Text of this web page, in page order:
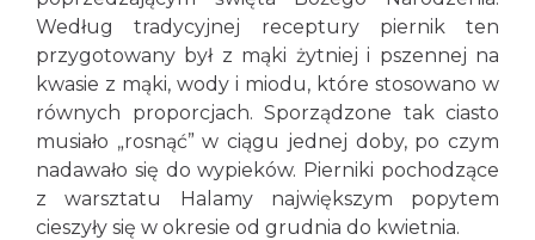
Według tradycyjnej receptury piernik ten
przygotowany był z mąki żytniej i pszennej na
kwasie z mąki, wody i miodu, które stosowano w
równych proporcjach. Sporządzone tak ciasto
musiało „rosnąć” w ciągu jednej doby, po czym
nadawało się do wypieków. Pierniki pochodzące
z warsztatu Halamy największym popytem
cieszyły się w okresie od grudnia do kwietnia.